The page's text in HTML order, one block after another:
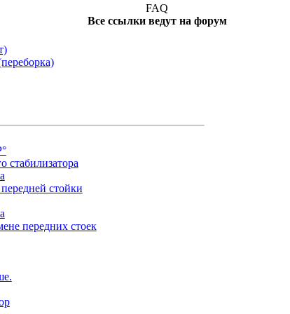
FAQ
Все ссылки ведут на форум
стабилизатора
стойки
передних стоек